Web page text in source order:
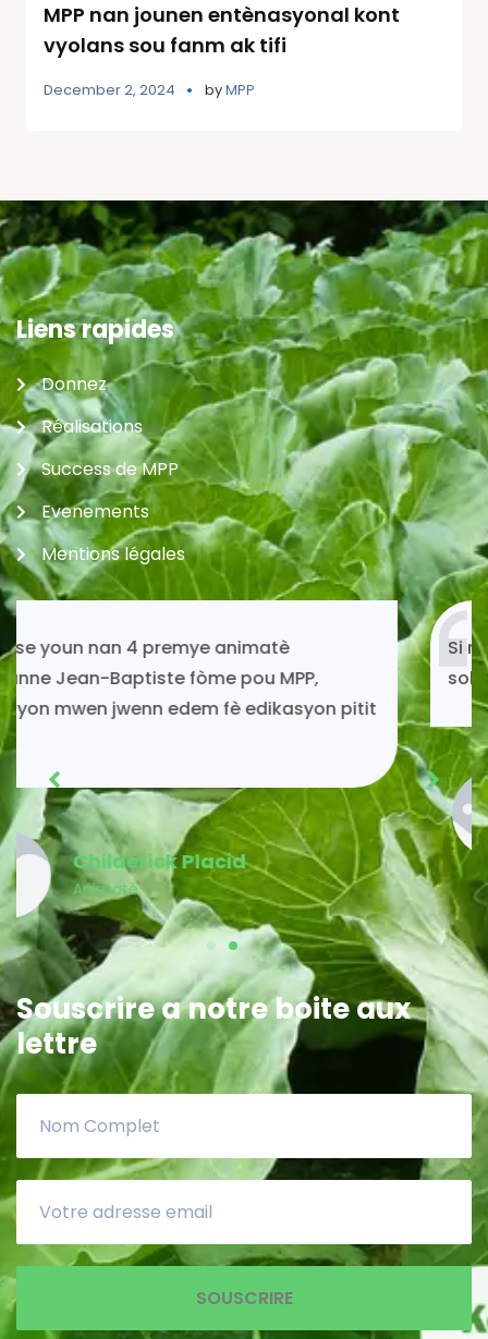
MPP nan jounen entènasyonal kont
vyolans sou fanm ak tifi
December 2, 2024 byMPP
Liens rapides
Donnez
Réalisations
Success de MPP
Evenements
Mentions légales
Si mwen kontinye ap viv toujou gras ak
solidarite MPP.
Acénès Jeune
Membre MPP
Souscrire a notre boite aux
lettre
SOUSCRIRE